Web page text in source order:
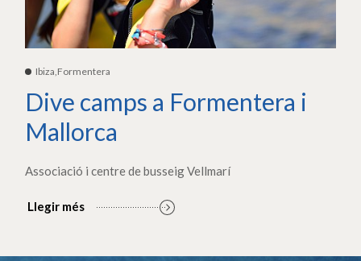
Ibiza,Formentera
Dive camps a Formentera i
Mallorca
Associació i centre de busseig Vellmarí
Llegir més